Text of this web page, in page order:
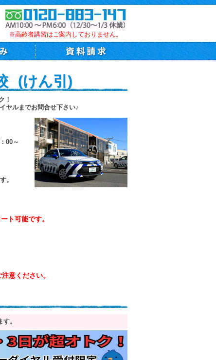
※高齢者講習はご案内しておりません。
(けん引)
！
ヤルまでお問合せ下さい♪
00～
。
ト可能です。
意ください。
。